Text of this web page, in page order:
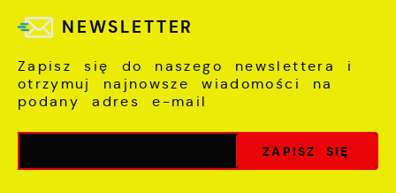
NEWSLETTER
Zapisz się do naszego newslettera i
otrzymuj najnowsze wiadomości na
podany adres e-mail